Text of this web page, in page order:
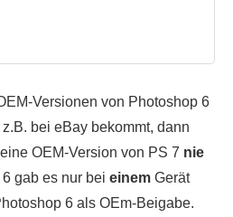
Versionen von Photoshop 6
bei eBay bekommt, dann
OEM-Version von PS 7 nie
gab es nur bei einem Gerät
6 als OEm-Beigabe.